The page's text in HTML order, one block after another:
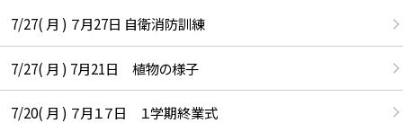
7/27( 月 ) ７月27日 自衛消防訓練
7/27( 月 ) 7月21日 植物の様子
7/20( 月 ) ７月１７日 １学期終業式